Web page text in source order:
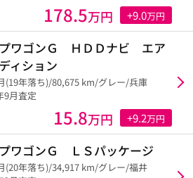
178.5万円 +9.0万円
ワゴンＧ ＨＤＤナビ エア
ィション
(19年落ち)/80,675 km/グレー/兵庫
9月査定
15.8万円 +9.2万円
ワゴンＧ ＬＳパッケージ
(20年落ち)/34,917 km/グレー/福井